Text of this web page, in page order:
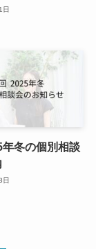
日
冬の個別相談
日